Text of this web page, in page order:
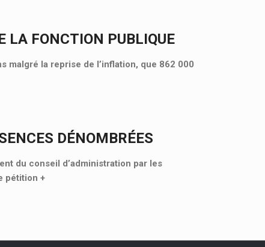
LA FONCTION PUBLIQUE
malgré la reprise de l’inflation, que 862 000
DÉNOMBRÉES
du conseil d’administration par les
pétition +